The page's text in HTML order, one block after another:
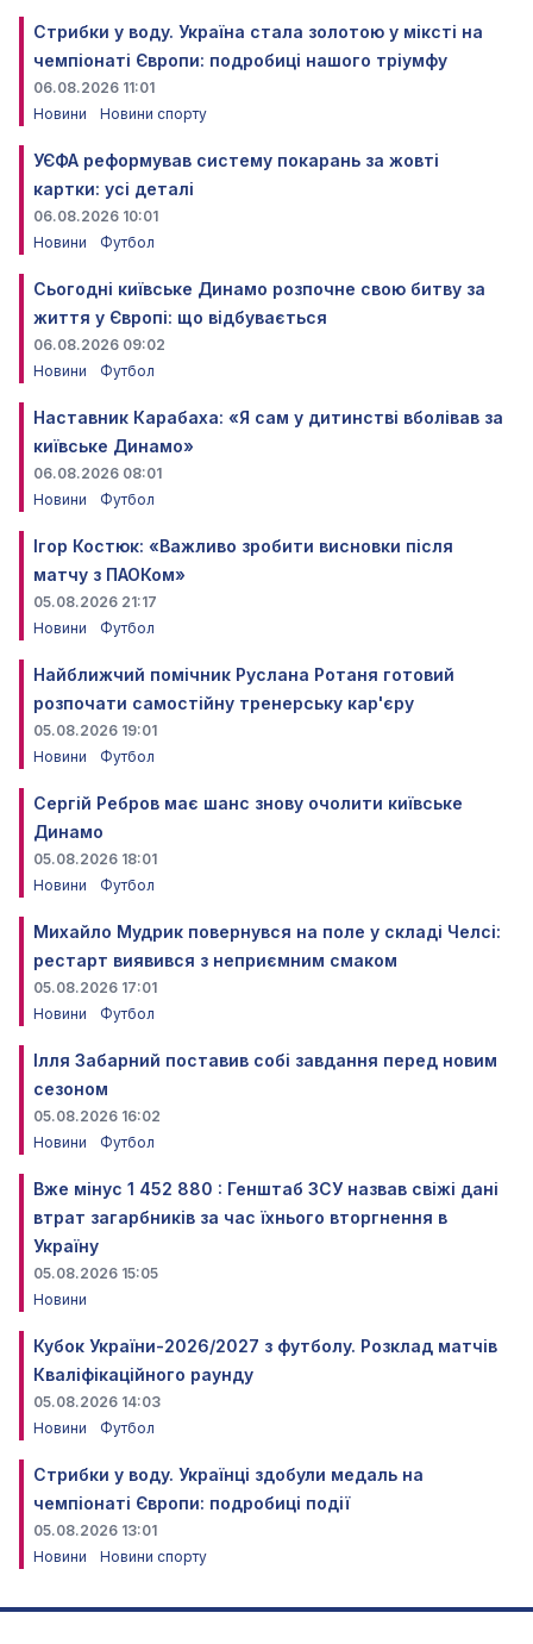
Стрибки у воду. Україна стала золотою у міксті на
чемпіонаті Європи: подробиці нашого тріумфу
06.08.2026 11:01
Новини
Новини спорту
УЄФА реформував систему покарань за жовті
картки: усі деталі
06.08.2026 10:01
Новини
Футбол
Сьогодні київське Динамо розпочне свою битву за
життя у Європі: що відбувається
06.08.2026 09:02
Новини
Футбол
Наставник Карабаха: «Я сам у дитинстві вболівав за
київське Динамо»
06.08.2026 08:01
Новини
Футбол
Ігор Костюк: «Важливо зробити висновки після
матчу з ПАОКом»
05.08.2026 21:17
Новини
Футбол
Найближчий помічник Руслана Ротаня готовий
розпочати самостійну тренерську кар'єру
05.08.2026 19:01
Новини
Футбол
Сергій Ребров має шанс знову очолити київське
Динамо
05.08.2026 18:01
Новини
Футбол
Михайло Мудрик повернувся на поле у складі Челсі:
рестарт виявився з неприємним смаком
05.08.2026 17:01
Новини
Футбол
Ілля Забарний поставив собі завдання перед новим
сезоном
05.08.2026 16:02
Новини
Футбол
Вже мінус 1 452 880 : Генштаб ЗСУ назвав свіжі дані
втрат загарбників за час їхнього вторгнення в
Україну
05.08.2026 15:05
Новини
Кубок України-2026/2027 з футболу. Розклад матчів
Кваліфікаційного раунду
05.08.2026 14:03
Новини
Футбол
Стрибки у воду. Українці здобули медаль на
чемпіонаті Європи: подробиці події
05.08.2026 13:01
Новини
Новини спорту